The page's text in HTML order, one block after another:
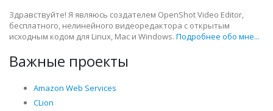
Здравствуйте! Я являюсь создателем OpenShot Video Editor,
бесплатного, нелинейного видеоредактора с открытым
исходным кодом для Linux, Mac и Windows. Подробнее обо мне...
Важные проекты
Amazon Web Services
CLion